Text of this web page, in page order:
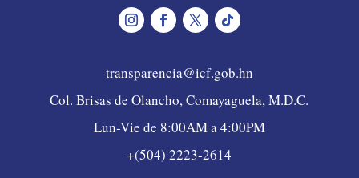
transparencia@icf.gob.hn
Col. Brisas de Olancho, Comayaguela, M.D.C.
Lun-Vie de 8:00AM a 4:00PM
+(504) 2223-2614